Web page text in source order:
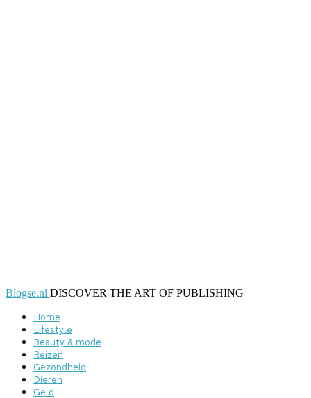
Blogse.nl DISCOVER THE ART OF PUBLISHING
Home
Lifestyle
Beauty & mode
Reizen
Gezondheid
Dieren
Geld